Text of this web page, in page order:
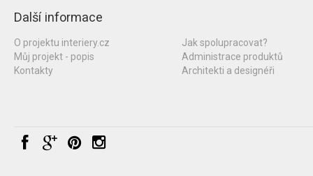
Další informace
O projektu interiery.cz
Můj projekt - popis
Kontakty
Jak spolupracovat?
Administrace produktů
Architekti a designéři